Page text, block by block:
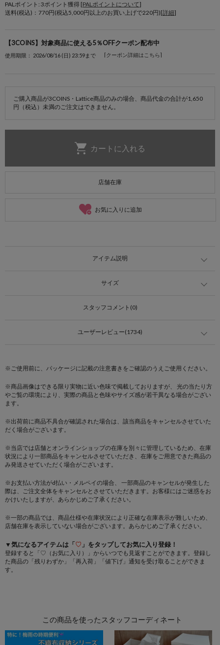
PALポイント: 3ポイント獲得 [PALポイントについて]
送料(税込)：770円(税込5,000円以上のお買い上げで220円)[詳細]
【3COINS】対象商品に使える5％OFFクーポン配布中
使用期限： 2026/08/16 (日) 23:59まで [クーポン詳細はこちら]
ご購入商品が3COINS・Lattice商品のみの場合、商品代金の合計が1,650
円（税込）未満のご注文はできません。
店舗在庫
お気に入りに追加
アイテム説明
サイズ
スタッフコメント(0)
ユーザーレビュー(1734)
※ご使用前に、パッケージに記載の注意書きをご確認のうえご使用ください。
※商品画像はできる限り実物に近い色味で掲載しておりますが、 光の当たり方
やご覧の環境により、実際の商品と色味やサイズ感が若干異なる場合がござい
ます。
※出荷前に商品不具合が確認された場合は、該当商品をキャンセルさせていた
だく場合がございます。
※当店では店舗とオンラインショップの在庫を別々に管理しているため、在庫
状況により一部商品をキャンセルさせていただき、在庫をご用意できた商品の
み発送させていただく場合がございます。
※お支払い方法がd払い・メルペイの場合、 一部商品のキャンセルが発生した
際は、ご注文全体をキャンセルとさせていただきます。お客様にはご迷惑をお
かけいたしますが、あらかじめご了承ください。
※一部の商品では、商品仕様や在庫状況により正確な在庫表示が難しいため、
店舗在庫を表示していない場合がございます。あらかじめご了承ください。
▼気になるアイテムは「♡ 」をタップしてお気に入り登録！
登録すると「♡（お気に入り）」からいつでも見返すことができます。登録し
た商品の「残りわずか」「再入荷」「値下げ」通知を受け取ることができま
す。
この商品を使ったスタッフコーディネート